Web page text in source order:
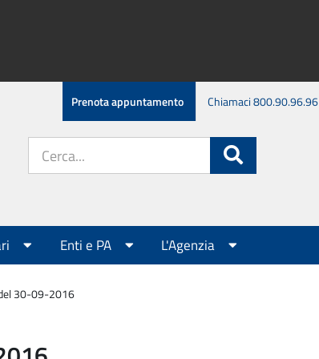
Prenota appuntamento Chiamaci 800.90.96.96
sito:
Enti e PA L'Agenzia
30-09-2016